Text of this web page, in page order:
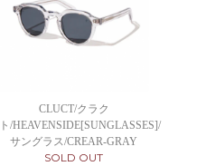
CLUCT/クラク
ト/HEAVENSIDE[SUNGLASSES]/
サングラス/CREAR-GRAY
SOLD OUT